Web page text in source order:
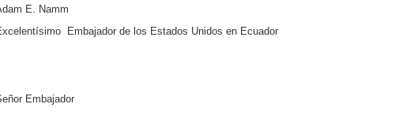
E. Namm
Embajador de los Estados Unidos en Ecuador
Embajador